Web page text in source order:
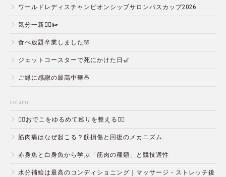
ワールドレディスチャンピオンシップサロンパスカップ2026
気分一新💇‍♂️✂️
食べ放題卒業しました🌸
ジェットコースターで死にかけた日🎢
ご縁に感謝の最高中華🍜
column:
💆‍♀️おでこをゆるめて巡りを整える💆‍♂️
筋肉痛はなぜ起こる？筋損傷と回復のメカニズム
赤身魚と白身魚から学ぶ「筋肉の種類」と競技適性
水分補給は最高のコンディショニング｜マッサージ・ストレッチ後